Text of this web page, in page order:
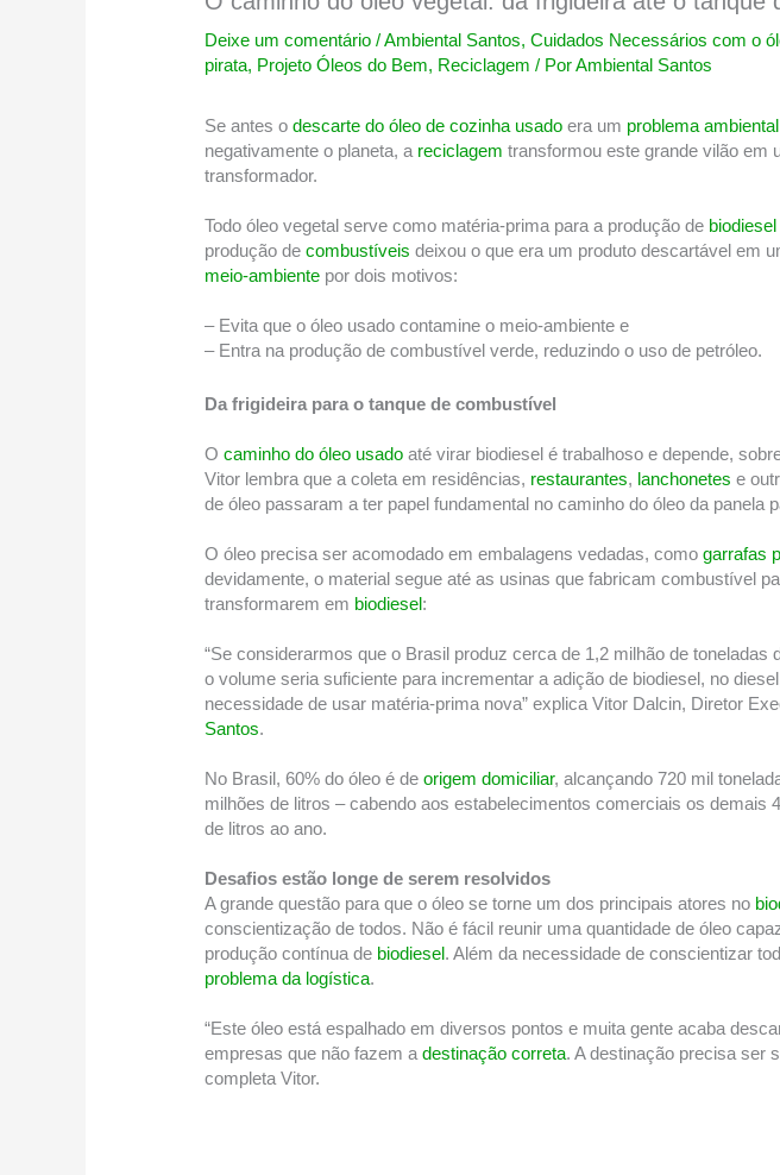
Deixe um comentário /Ambiental Santos,Cuidados Necessários com o
pirata, Projeto Óleos do Bem, Reciclagem / PorAmbiental Santos
Se antes odescarte do óleo de cozinha usado era um problema ambiental
negativamente o planeta, a reciclagem transformou este grande vilão em
transformador.
Todo óleo vegetal serve como matéria-prima para a produção de biodiesel
produção decombustíveis deixou o que era um produto descartável em
meio-ambiente por dois motivos:
– Evita que o óleo usado contamine o meio-ambiente e
– Entra na produção de combustível verde, reduzindo o uso de petróleo.
Da frigideira para o tanque de combustível
Ocaminho do óleo usado até virar biodiesel é trabalhoso e depende,
Vitor lembra que a coleta em residências, restaurantes, lanchonetes e
de óleo passaram a ter papel fundamental no caminho do óleo da panela
O óleo precisa ser acomodado em embalagens vedadas, comogarrafas
devidamente, o material segue até as usinas que fabricam combustível
transformarem em biodiesel:
“Se considerarmos que o Brasil produz cerca de 1,2 milhão de toneladas
o volume seria suficiente para incrementar a adição de biodiesel, no
necessidade de usar matéria-prima nova” explica Vitor Dalcin, Diretor
Santos.
No Brasil, 60% do óleo é deorigem domiciliar, alcançando 720 mil
milhões de litros – cabendo aos estabelecimentos comerciais os demais
de litros ao ano.
Desafios estão longe de serem resolvidos
A grande questão para que o óleo se torne um dos principais atores no
conscientização de todos. Não é fácil reunir uma quantidade de óleo
produção contínua de biodiesel. Além da necessidade de conscientizar
problema da logística.
“Este óleo está espalhado em diversos pontos e muita gente acaba
empresas que não fazem adestinação correta. A destinação precisa ser
completa Vitor.